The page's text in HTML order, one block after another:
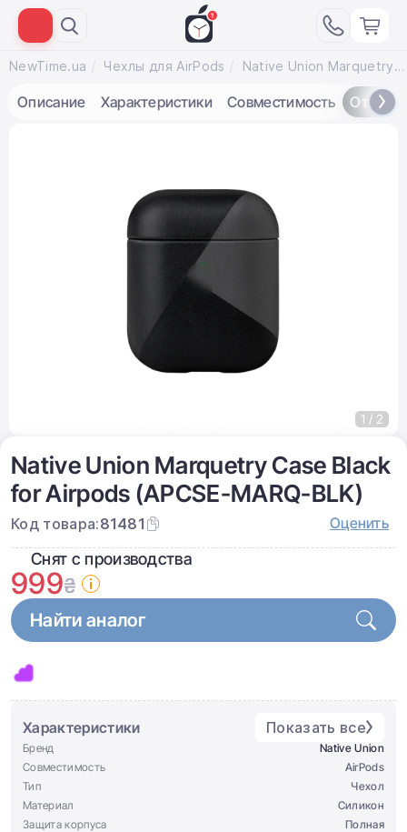
NewTime.ua Чехлы для AirPods Native Union Marquetry Case Black for Airpods (APCSE-MARQ-BLK)
Описание Характеристики Совместимость Отзывы
Native Union Marquetry Case Black
for Airpods (APCSE-MARQ-BLK)
Код товара:81481 Оценить
Снят с производства
999₴
Найти аналог
Характеристики Показать все
Бренд
Native Union
Совместимость
AirPods
Тип
Чехол
Материал
Силикон
Защита корпуса
Полная
1 / 2